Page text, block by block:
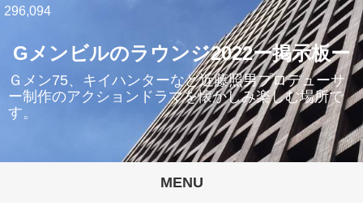
Gメンビルのラウンジ2022ー掲示板ー
Ｇメン75、キイハンターなど近藤照男プロデューサ
ー制作のアクションドラマを懐かしみ楽しむ場所で
す。
MENU
296,094